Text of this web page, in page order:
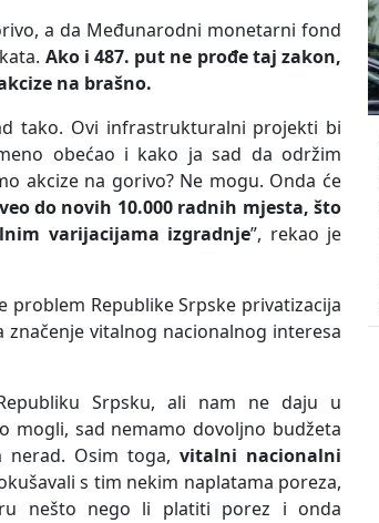
a da Međunarodni monetarni fond
Ako i 487. put ne prođe taj zakon,
na brašno.
tako. Ovi infrastrukturalni projekti bi
obećao i kako ja sad da održim
akcize na gorivo? Ne mogu. Onda će
do novih 10.000 radnih mjesta, što
varijacijama izgradnje”, rekao je
problem Republike Srpske privatizacija
vitalnog nacionalnog interesa
Srpsku, ali nam ne daju u
mogli, sad nemamo dovoljno budžeta
Osim toga, vitalni nacionalni
s tim nekim naplatama poreza,
nešto nego li platiti porez i onda